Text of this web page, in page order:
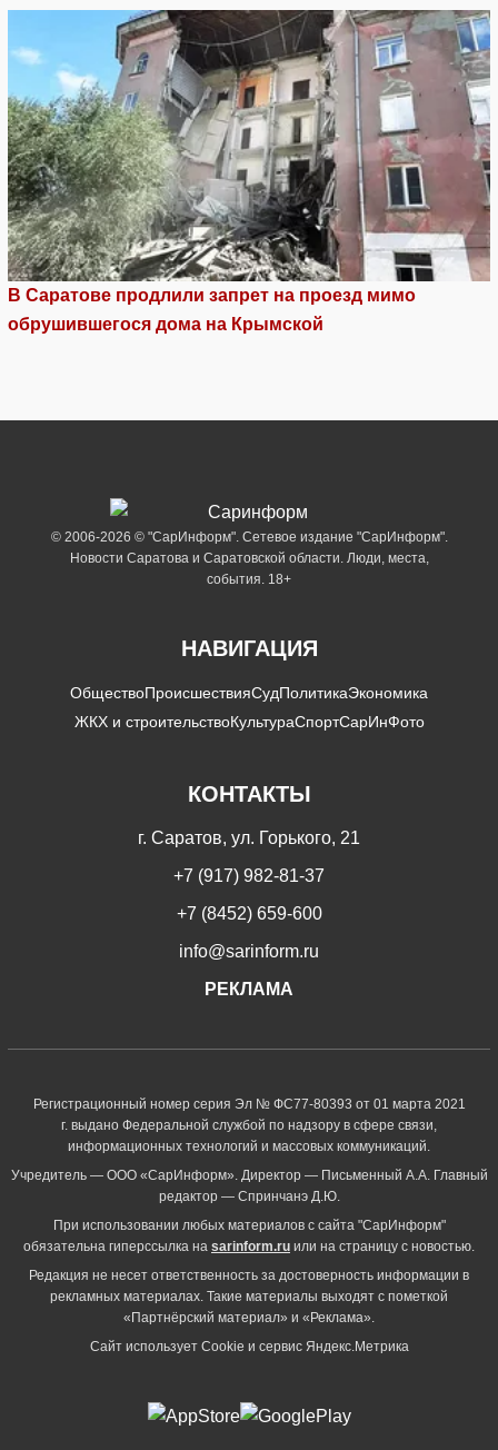
В Саратове продлили запрет на проезд мимо
обрушившегося дома на Крымской
© 2006-2026 © "СарИнформ". Сетевое издание "СарИнформ".
Новости Саратова и Саратовской области. Люди, места,
события. 18+
НАВИГАЦИЯ
ОбществоПроисшествияСудПолитикаЭкономика
ЖКХ и строительствоКультураСпортСарИнФото
КОНТАКТЫ
г. Саратов, ул. Горького, 21
+7 (917) 982-81-37
+7 (8452) 659-600
info@sarinform.ru
РЕКЛАМА
Регистрационный номер серия Эл № ФС77-80393 от 01 марта 2021
г. выдано Федеральной службой по надзору в сфере связи,
информационных технологий и массовых коммуникаций.
Учредитель — ООО «СарИнформ». Директор — Письменный А.А. Главный
редактор — Спринчанэ Д.Ю.
При использовании любых материалов с сайта "СарИнформ"
обязательна гиперссылка на sarinform.ru или на страницу с новостью.
Редакция не несет ответственность за достоверность информации в
рекламных материалах. Такие материалы выходят с пометкой
«Партнёрский материал» и «Реклама».
Сайт использует Cookie и сервиc Яндекс.Метрика